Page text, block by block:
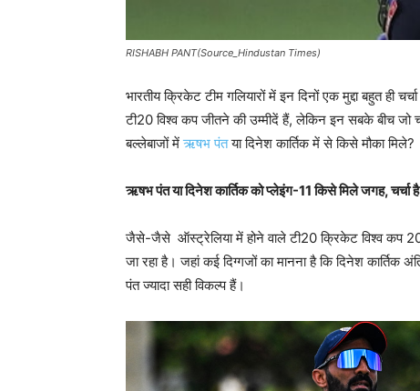
RISHABH PANT(Source_Hindustan Times)
भारतीय क्रिकेट टीम गलियारों में इन दिनों एक मुद्दा बहुत ही
टी20 विश्व कप जीतने की उम्मीदें हैं, लेकिन इन सबके बीच जो
बल्लेबाजों मेंऋषभ पंतया दिनेश कार्तिक में से किसे मौका मिले?
ऋषभ पंत या दिनेश कार्तिक को प्लेइंग-11 किसे मिले जगह, चर्चा
जैसे-जैसे ऑस्ट्रेलिया में होने वाले टी20 क्रिकेट विश्व कप
जा रहा है। जहां कई दिग्गजों का मानना है कि दिनेश
पंत ज्यादा सही विकल्प हैं।